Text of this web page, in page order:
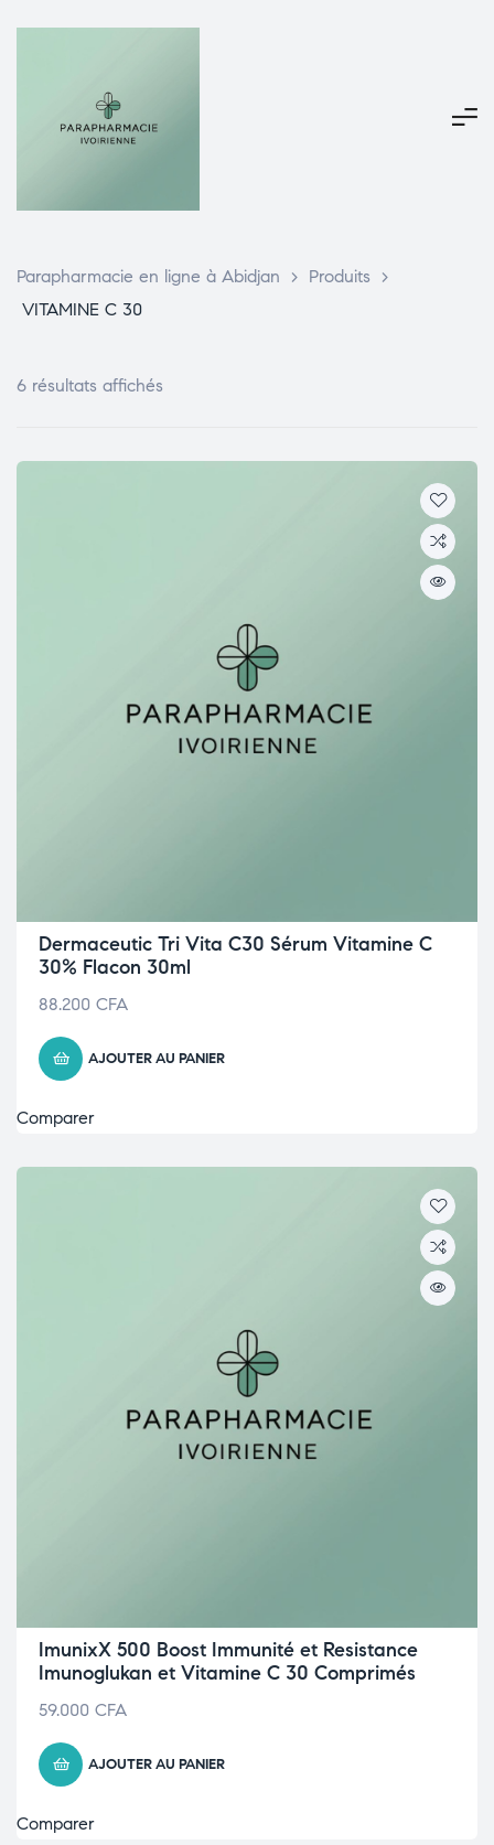
Parapharmacie en ligne à Abidjan > Produits
>
VITAMINE C 30
6 résultats affichés
Dermaceutic Tri Vita C30 Sérum Vitamine C
30% Flacon 30ml
88.200 CFA
AJOUTER AU PANIER
Comparer
ImunixX 500 Boost Immunité et Resistance
Imunoglukan et Vitamine C 30 Comprimés
59.000 CFA
AJOUTER AU PANIER
Comparer